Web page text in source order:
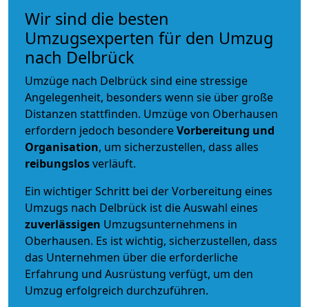
Wir sind die besten
Umzugsexperten für den Umzug
nach Delbrück
Umzüge nach Delbrück sind eine stressige
Angelegenheit, besonders wenn sie über große
Distanzen stattfinden. Umzüge von Oberhausen
erfordern jedoch besondereVorbereitung und
Organisation, um sicherzustellen, dass alles
reibungslosverläuft.
Ein wichtiger Schritt bei der Vorbereitung eines
Umzugs nach Delbrück ist die Auswahl eines
zuverlässigen Umzugsunternehmens in
Oberhausen. Es ist wichtig, sicherzustellen, dass
das Unternehmen über die erforderliche
Erfahrung und Ausrüstung verfügt, um den
Umzug erfolgreich durchzuführen.